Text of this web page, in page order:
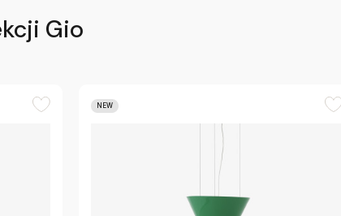
Gio
NEW